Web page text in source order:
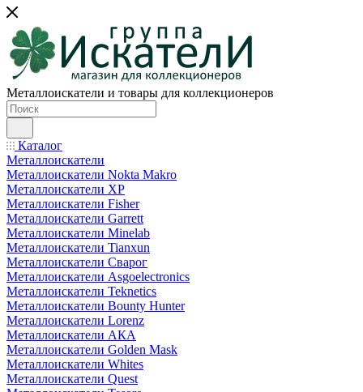
Металлоискатели и товары для коллекционеров
Каталог
Металлоискатели
Металлоискатели Nokta Makro
Металлоискатели XP
Металлоискатели Fisher
Металлоискатели Garrett
Металлоискатели Minelab
Металлоискатели Tianxun
Металлоискатели Сварог
Металлоискатели Asgoelectronics
Металлоискатели Teknetics
Металлоискатели Bounty Hunter
Металлоискатели Lorenz
Металлоискатели АКА
Металлоискатели Golden Mask
Металлоискатели Whites
Металлоискатели Quest